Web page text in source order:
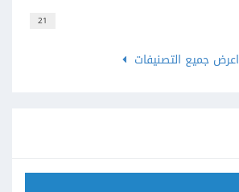
21
اعرض جميع التصنيفات